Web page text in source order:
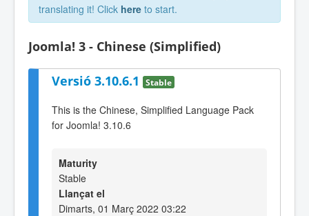
translating it! Click here to start.
Joomla! 3 - Chinese (Simplified)
Versió 3.10.6.1 Stable
This is the Chinese, Simplified Language Pack
for Joomla! 3.10.6
Maturity
Stable
Llançat el
Dimarts, 01 Març 2022 03:22